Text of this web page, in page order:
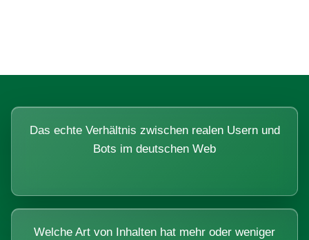
Das echte Verhältnis zwischen realen Usern und
Bots im deutschen Web
Welche Art von Inhalten hat mehr oder weniger